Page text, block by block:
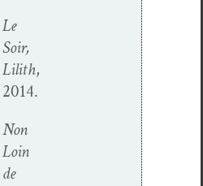
Le
Soir,
Lilith,
2014.
Non
Loin
de